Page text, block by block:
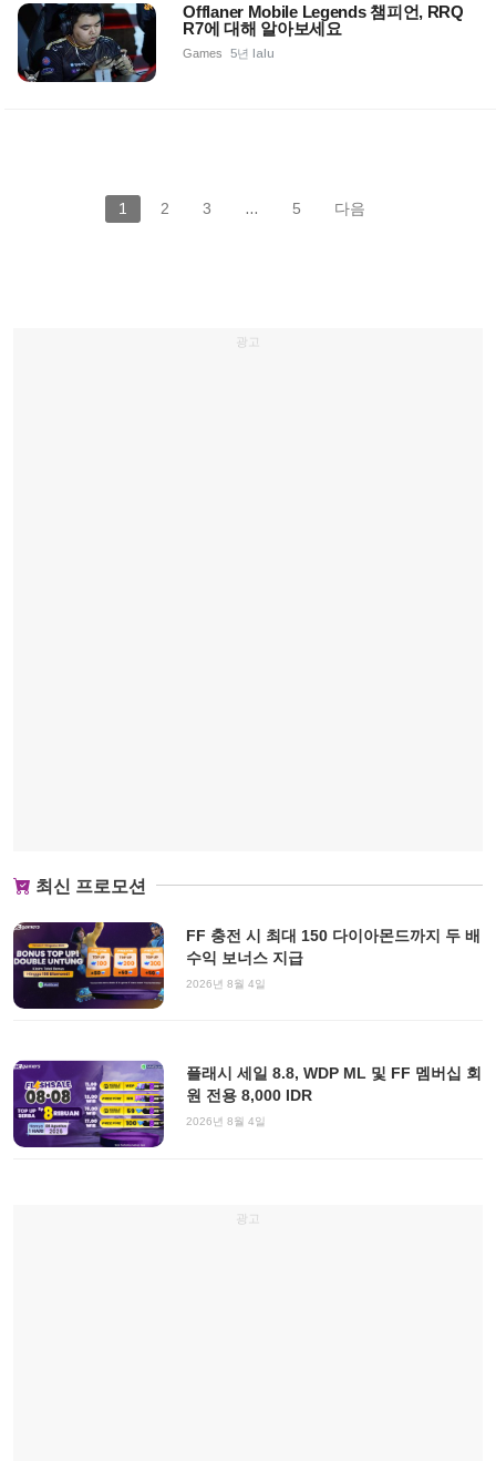
Offlaner Mobile Legends 챔피언, RRQ
R7에 대해 알아보세요
Games 5년 lalu
1 2 3 … 5 다음
광고
최신 프로모션
FF 충전 시 최대 150 다이아몬드까지 두 배
수익 보너스 지급
2026년 8월 4일
플래시 세일 8.8, WDP ML 및 FF 멤버십 회
원 전용 8,000 IDR
2026년 8월 4일
광고